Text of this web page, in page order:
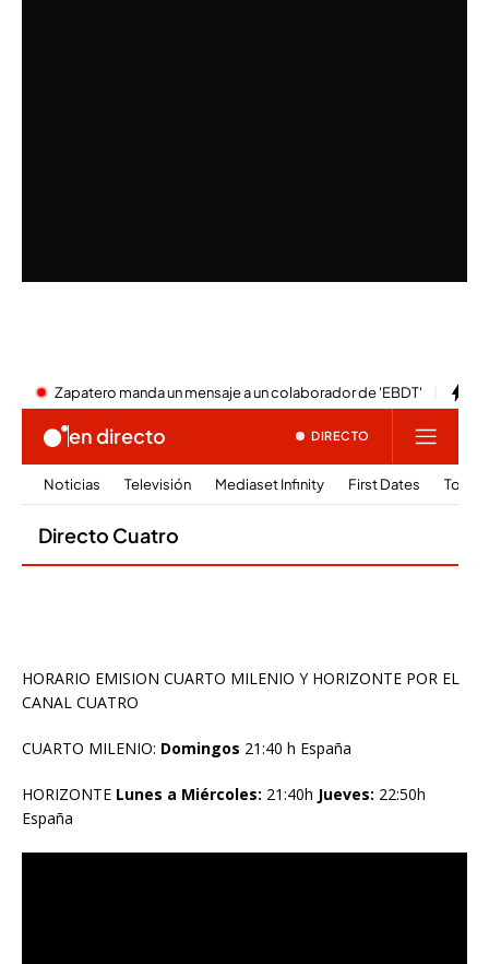
HORARIO EMISION CUARTO MILENIO Y HORIZONTE POR EL
CANAL CUATRO
CUARTO MILENIO: Domingos 21:40 h España
HORIZONTE Lunes a Miércoles: 21:40h Jueves: 22:50h
España